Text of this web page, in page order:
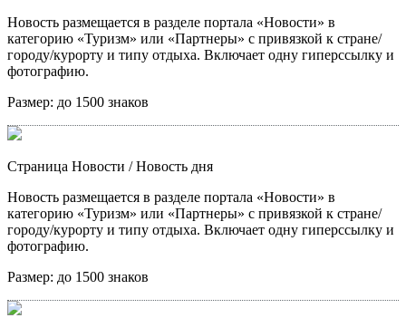
Новость размещается в разделе портала «Новости» в
категорию «Туризм» или «Партнеры» с привязкой к стране/
городу/курорту и типу отдыха. Включает одну гиперссылку и
фотографию.
Размер: до 1500 знаков
Страница Новости / Новость дня
Новость размещается в разделе портала «Новости» в
категорию «Туризм» или «Партнеры» с привязкой к стране/
городу/курорту и типу отдыха. Включает одну гиперссылку и
фотографию.
Размер: до 1500 знаков